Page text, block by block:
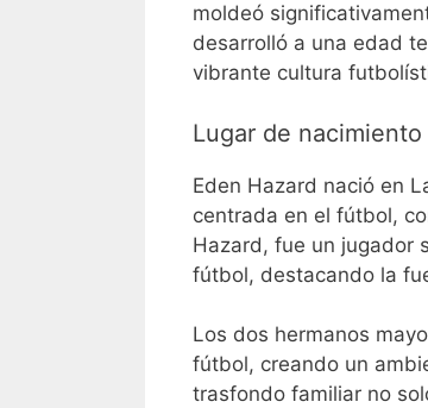
moldeó
desarrolló a una edad
vibrante cultura
Lugar de
Eden Hazard nació en
centrada en el fútbol,
Hazard, fue un jugador
fútbol, destacando la
Los dos hermanos
fútbol, creando un
trasfondo familiar no